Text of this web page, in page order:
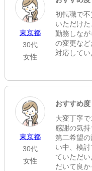
東京都
30代
女性
初転職で
いただけた
勤務しな
の変更な
対応してい
東京都
30代
女性
おすすめ
大変丁寧で
感謝の気
第二希望
い中、検
ていただ
だいて良か